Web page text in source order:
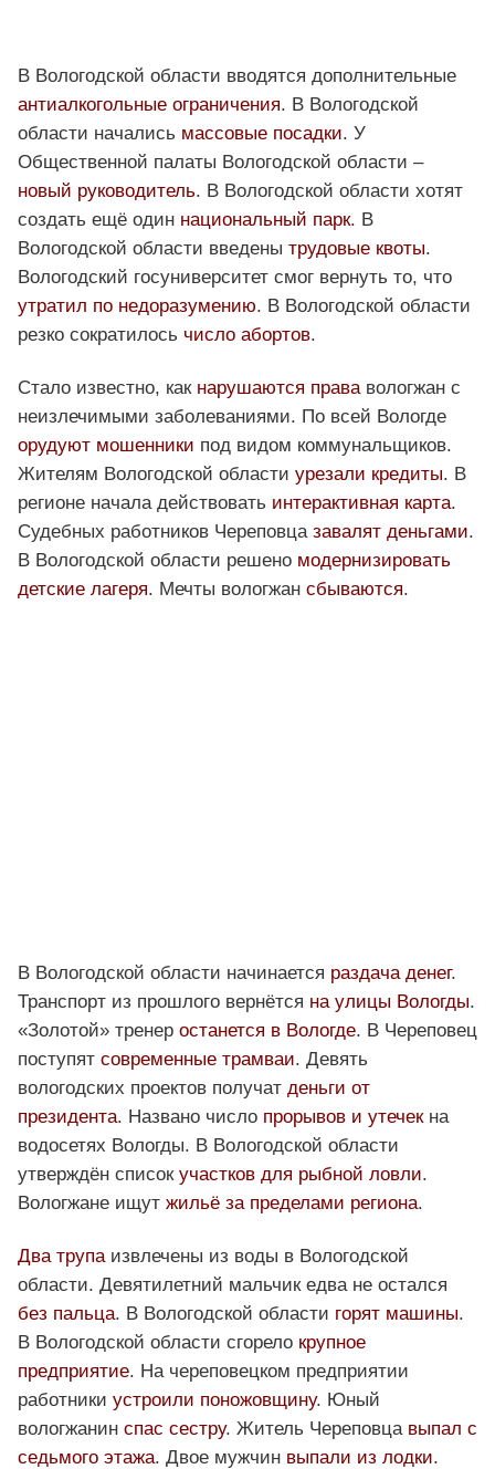
В Вологодской области вводятся дополнительные
антиалкогольные ограничения. В Вологодской
области начались массовые посадки. У
Общественной палаты Вологодской области –
новый руководитель. В Вологодской области хотят
создать ещё один национальный парк. В
Вологодской области введены трудовые квоты.
Вологодский госуниверситет смог вернуть то, что
утратил по недоразумению. В Вологодской области
резко сократилось число абортов.
Стало известно, как нарушаются прававологжан с
неизлечимыми заболеваниями. По всей Вологде
орудуют мошенники под видом коммунальщиков.
Жителям Вологодской области урезали кредиты. В
регионе начала действовать интерактивная карта.
Судебных работников Череповца завалят деньгами.
В Вологодской области решено модернизировать
детские лагеря. Мечты вологжан сбываются.
В Вологодской области начинается раздача денег.
Транспорт из прошлого вернётся на улицы Вологды.
«Золотой» тренер останется в Вологде. В Череповец
поступят современные трамваи. Девять
вологодских проектов получат деньги от
президента. Названо число прорывов и утечекна
водосетях Вологды. В Вологодской области
утверждён список участков для рыбной ловли.
Вологжане ищут жильё за пределами региона.
Два трупа извлечены из воды в Вологодской
области. Девятилетний мальчик едва не остался
без пальца. В Вологодской области горят машины.
В Вологодской области сгорело крупное
предприятие. На череповецком предприятии
работники устроили поножовщину. Юный
вологжанин спас сестру. Житель Череповца выпал с
седьмого этажа. Двое мужчин выпали из лодки.